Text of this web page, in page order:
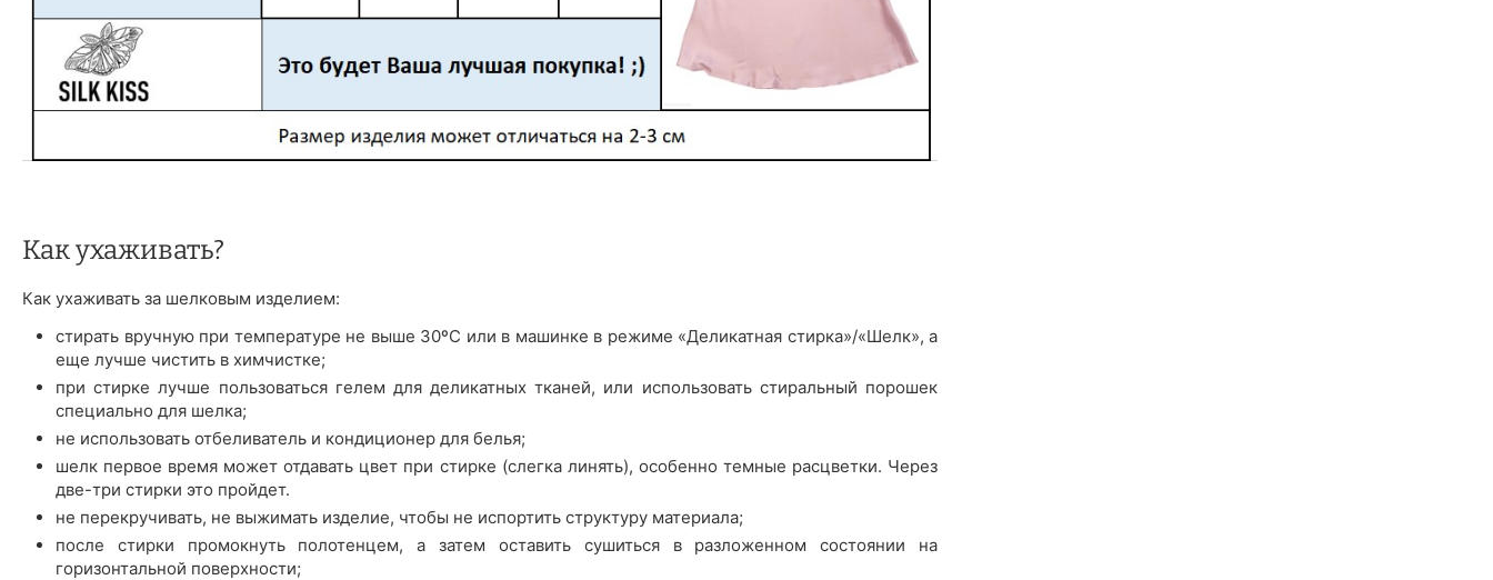
Как ухаживать?
Как ухаживать за шелковым изделием:
стирать вручную при температуре не выше 30ºС или в машинке в режиме «Деликатная стирка»/«Шелк», а
еще лучше чистить в химчистке;
при стирке лучше пользоваться гелем для деликатных тканей, или использовать стиральный порошек
специально для шелка;
не использовать отбеливатель и кондиционер для белья;
шелк первое время может отдавать цвет при стирке (слегка линять), особенно темные расцветки. Через
две-три стирки это пройдет.
не перекручивать, не выжимать изделие, чтобы не испортить структуру материала;
после стирки промокнуть полотенцем, а затем оставить сушиться в разложенном состоянии на
горизонтальной поверхности;